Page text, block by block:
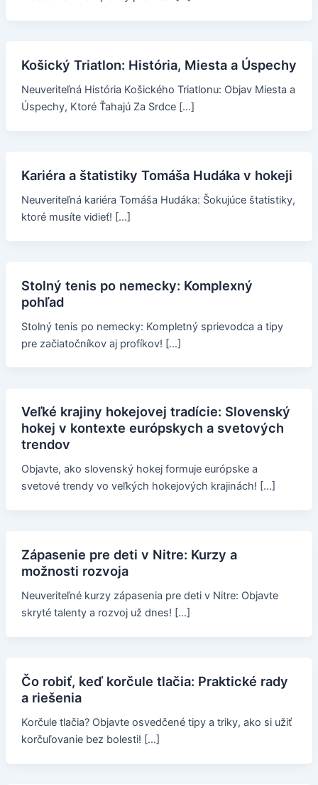
Košický Triatlon: História, Miesta a Úspechy
Neuveriteľná História Košického Triatlonu: Objav Miesta a
Úspechy, Ktoré Ťahajú Za Srdce […]
Kariéra a štatistiky Tomáša Hudáka v hokeji
Neuveriteľná kariéra Tomáša Hudáka: Šokujúce štatistiky,
ktoré musíte vidieť! […]
Stolný tenis po nemecky: Komplexný
pohľad
Stolný tenis po nemecky: Kompletný sprievodca a tipy
pre začiatočníkov aj profíkov! […]
Veľké krajiny hokejovej tradície: Slovenský
hokej v kontexte európskych a svetových
trendov
Objavte, ako slovenský hokej formuje európske a
svetové trendy vo veľkých hokejových krajinách! […]
Zápasenie pre deti v Nitre: Kurzy a
možnosti rozvoja
Neuveriteľné kurzy zápasenia pre deti v Nitre: Objavte
skryté talenty a rozvoj už dnes! […]
Čo robiť, keď korčule tlačia: Praktické rady
a riešenia
Korčule tlačia? Objavte osvedčené tipy a triky, ako si užiť
korčuľovanie bez bolesti! […]